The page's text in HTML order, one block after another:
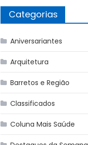
Categorias
Aniversariantes
Arquitetura
Barretos e Região
Classificados
Coluna Mais Saúde